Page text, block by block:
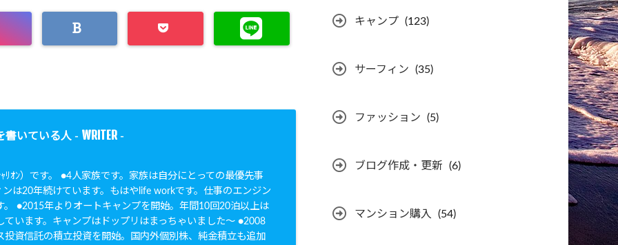
書いている人 - WRITER -
ﾘｵﾝ）です。 ●4人家族です。家族は自分にとっての最優先事
は20年続けています。もはやlife workです。仕事のエンジン
。 ●2015年よりオートキャンプを開始。年間10回20泊以上は
ています。キャンプはドップリはまっちゃいました〜 ●2008
投資信託の積立投資を開始。国内外個別株、純金積立も追加
キャンプ (123)
サーフィン (35)
ファッション (5)
ブログ作成・更新 (6)
マンション購入 (54)